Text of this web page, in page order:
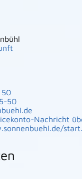
50
50
Nachricht